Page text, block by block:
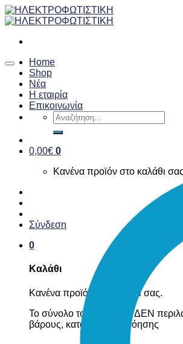
Skip
to
Home
Shop
Νέα
Η εταιρία
Επικοινωνία
Αναζήτηση
για:
0,00€ 0
Κανένα προϊόν στο καλάθι
Σύνδεση
0
Καλάθι
Κανένα προϊόν στο καλάθι σας.
Το σύνολο του καλαθιού ΔΕΝ
βάρους, κατόπιν συνεννόησης